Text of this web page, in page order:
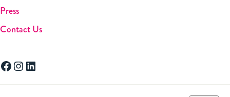
Press
Contact Us
Facebook
Instagram
LinkedIn